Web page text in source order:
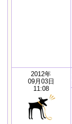
2012年
09月03日
11:08